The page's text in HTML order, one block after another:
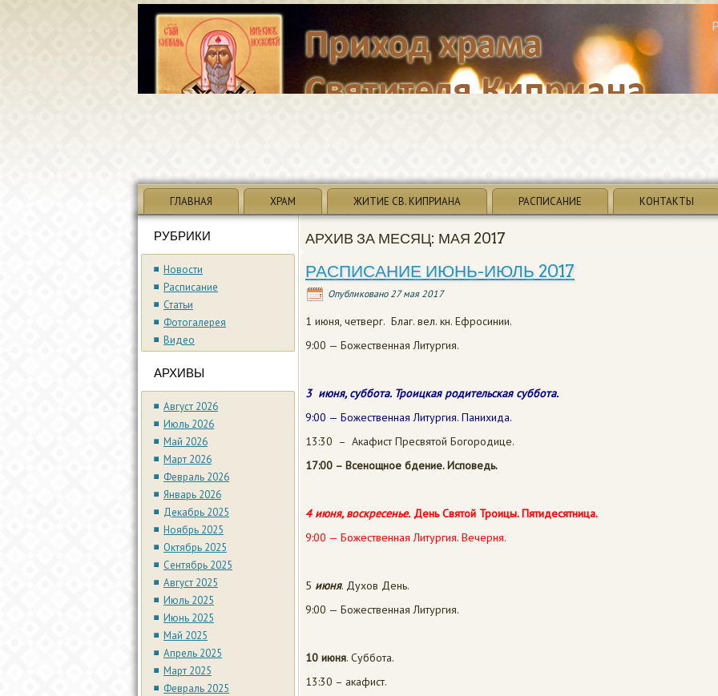
ГЛАВНАЯ ХРАМ ЖИТИЕ СВ. КИПРИАНА РАСПИСАНИЕ КОНТАКТЫ
РУБРИКИ
Новости
Расписание
Статьи
Фотогалерея
Видео
АРХИВЫ
Август 2026
Июль 2026
Май 2026
Март 2026
Февраль 2026
Январь 2026
Декабрь 2025
Ноябрь 2025
Октябрь 2025
Сентябрь 2025
Август 2025
Июль 2025
Июнь 2025
Май 2025
Апрель 2025
Март 2025
Февраль 2025
АРХИВ ЗА МЕСЯЦ: МАЯ 2017
РАСПИСАНИЕ ИЮНЬ-ИЮЛЬ 2017
Опубликовано 27 мая 2017
1 июня, четверг. Благ. вел. кн. Ефросинии.
9:00 — Божественная Литургия.
3 июня, суббота. Троицкая родительская суббота.
9:00 — Божественная Литургия. Панихида.
13:30 – Акафист Пресвятой Богородице.
17:00 – Всенощное бдение. Исповедь.
4 июня, воскресенье. День Святой Троицы. Пятидесятница.
9:00 — Божественная Литургия. Вечерня.
5 июня. Духов День.
9:00 — Божественная Литургия.
10 июня. Суббота.
13:30 – акафист.